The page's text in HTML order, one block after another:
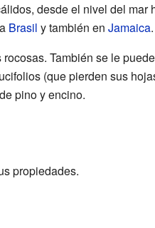
desde el nivel del mar
Brasil y también en Jamaica.
También se le
(que pierden sus
pino y encino.
propiedades.